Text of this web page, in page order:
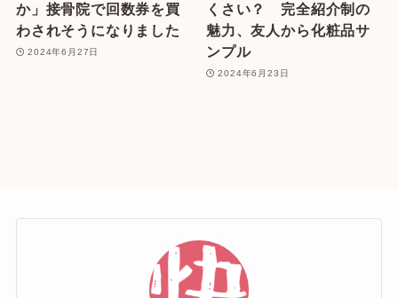
か」接骨院で回数券を買
わされそうになりました
2024年6月27日
くさい？ 完全紹介制の
魅力、友人から化粧品サ
ンプル
2024年6月23日